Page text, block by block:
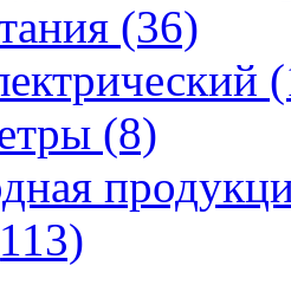
(36)
(8)